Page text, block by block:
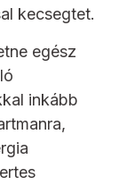
kecsegtet.
egész
inkább